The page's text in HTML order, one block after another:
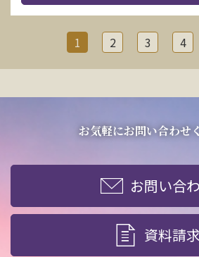
1 2 3 4
お気軽にお問い合わせ
お問い合
資料請求